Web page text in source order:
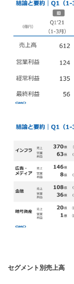
セグメント別売上高